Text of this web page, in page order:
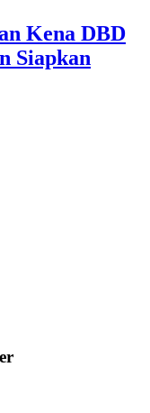
Kena DBD
Siapkan